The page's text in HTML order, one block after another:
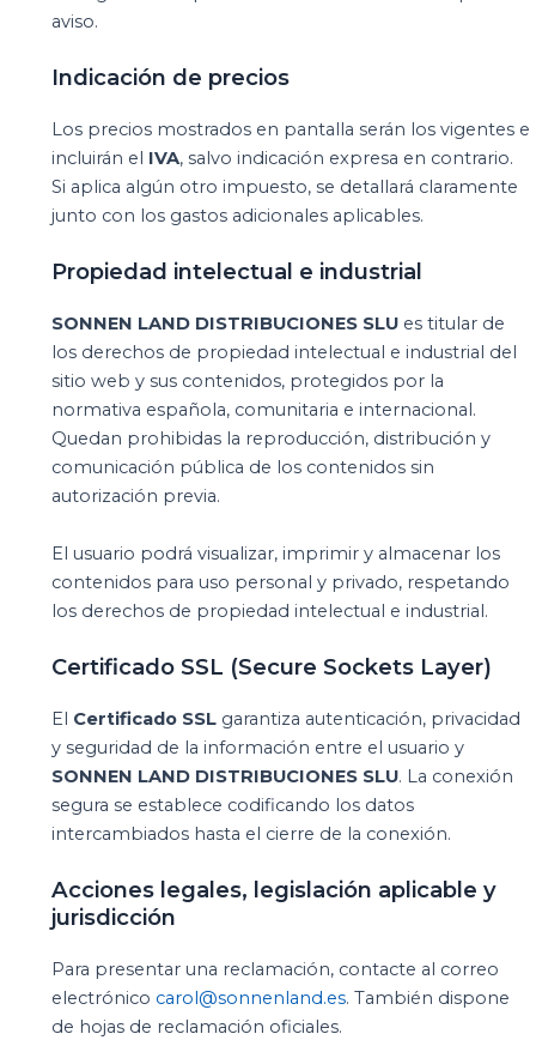
aviso.
Indicación de precios
Los precios mostrados en pantalla serán los vigentes e
incluirán el IVA, salvo indicación expresa en contrario.
Si aplica algún otro impuesto, se detallará claramente
junto con los gastos adicionales aplicables.
Propiedad intelectual e industrial
SONNEN LAND DISTRIBUCIONES SLU es titular de
los derechos de propiedad intelectual e industrial del
sitio web y sus contenidos, protegidos por la
normativa española, comunitaria e internacional.
Quedan prohibidas la reproducción, distribución y
comunicación pública de los contenidos sin
autorización previa.
El usuario podrá visualizar, imprimir y almacenar los
contenidos para uso personal y privado, respetando
los derechos de propiedad intelectual e industrial.
Certificado SSL (Secure Sockets Layer)
El Certificado SSL garantiza autenticación, privacidad
y seguridad de la información entre el usuario y
SONNEN LAND DISTRIBUCIONES SLU. La conexión
segura se establece codificando los datos
intercambiados hasta el cierre de la conexión.
Acciones legales, legislación aplicable y
jurisdicción
Para presentar una reclamación, contacte al correo
electrónico carol@sonnenland.es. También dispone
de hojas de reclamación oficiales.